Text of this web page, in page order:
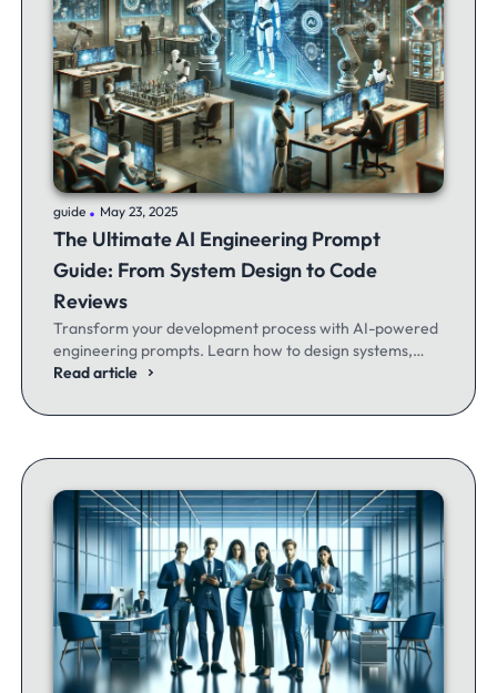
guide .May 23, 2025
The Ultimate AI Engineering Prompt
Guide: From System Design to Code
Reviews
Transform your development process with AI-powered
engineering prompts. Learn how to design systems,
optimize code, and build better software - whether
Read article